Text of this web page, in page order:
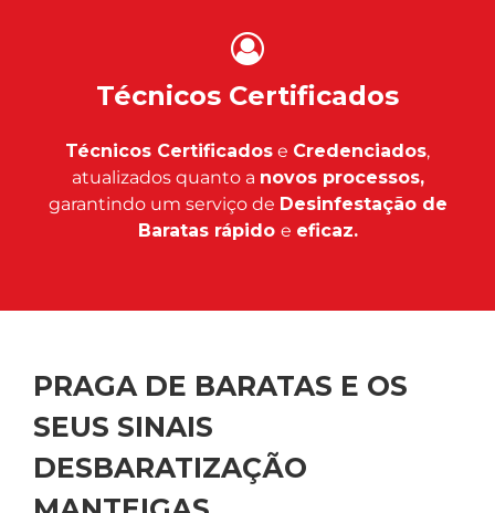
Técnicos Certificados
Técnicos Certificados e Credenciados,
atualizados quanto a novos processos,
garantindo um serviço de Desinfestação de
Baratas rápido e eficaz.
PRAGA DE BARATAS E OS
SEUS SINAIS
DESBARATIZAÇÃO